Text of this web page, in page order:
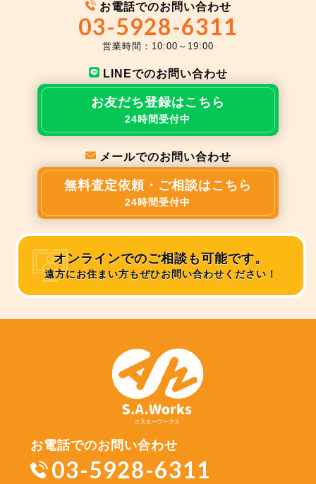
お電話でのお問い合わせ
03-5928-6311
営業時間：10:00～19:00
LINEでのお問い合わせ
お友だち登録はこちら
24時間受付中
メールでのお問い合わせ
無料査定依頼・ご相談はこちら
24時間受付中
オンラインでのご相談も可能です。
遠方にお住まい方もぜひお問い合わせください！
お電話でのお問い合わせ
03-5928-6311